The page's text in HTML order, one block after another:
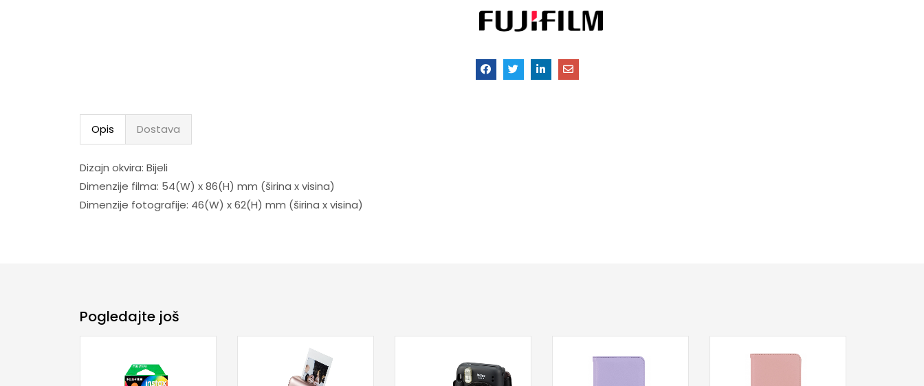
Opis Dostava
Dizajn okvira: Bijeli
Dimenzije filma: 54(W) x 86(H) mm (širina x visina)
Dimenzije fotografije: 46(W) x 62(H) mm (širina x visina)
Pogledajte još